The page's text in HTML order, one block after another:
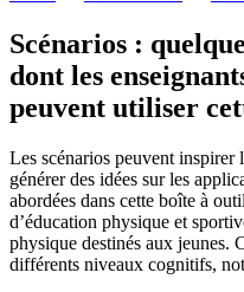
Scénarios :
dont les
peuvent utiliser
Les scénarios peuvent inspirer
générer des idées sur les
abordées dans cette boîte à
d’éducation physique et
physique destinés aux jeunes.
différents niveaux cognitifs,